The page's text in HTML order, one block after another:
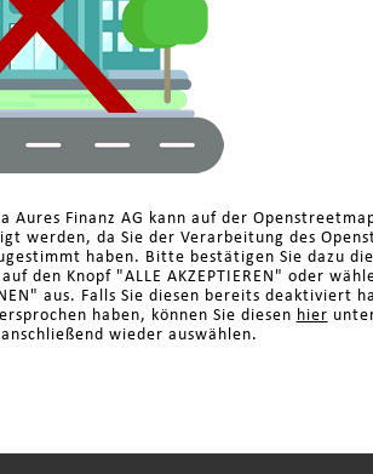
Aures Finanz AG kann auf der
werden, da Sie der Verarbeitung des
haben. Bitte bestätigen Sie dazu
den Knopf "ALLE AKZEPTIEREN" oder
aus. Falls Sie diesen bereits deaktiviert
haben, können Sie diesen hier
wieder auswählen.